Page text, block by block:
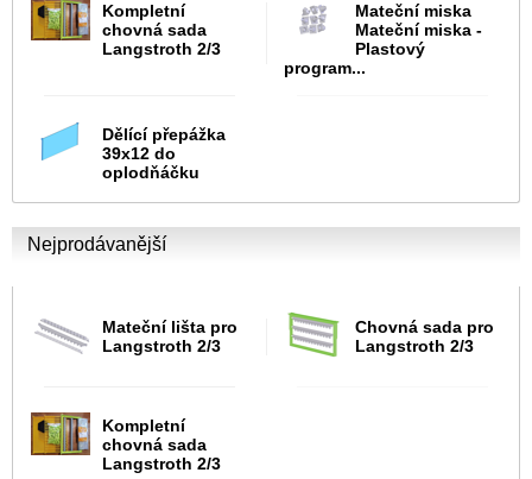
Kompletní
chovná sada
Langstroth 2/3
Mateční miska
Mateční miska -
Plastový
program...
Dělící přepážka
39x12 do
oplodňáčku
Nejprodávanější
Mateční lišta pro
Langstroth 2/3
Chovná sada pro
Langstroth 2/3
Kompletní
chovná sada
Langstroth 2/3